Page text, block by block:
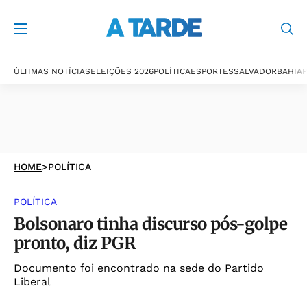
ÚLTIMAS NOTÍCIASELEIÇÕES 2026POLÍTICAESPORTESSALVADORBAHIA
HOME>POLÍTICA
POLÍTICA
Bolsonaro tinha discurso pós-golpe
pronto, diz PGR
Documento foi encontrado na sede do Partido
Liberal